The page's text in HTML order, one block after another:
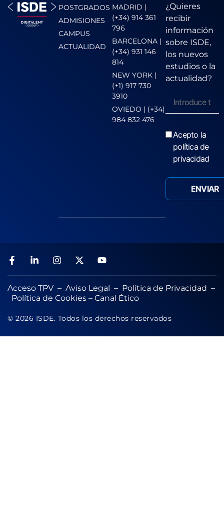
POSTGRADOS
ADMISIONES
CAMPUS
ACTUALIDAD
MADRID |
(+34) 914 361
796
BARCELONA |
(+34) 931 146
814
NEW YORK |
(+1) 917 730
3910
OVIEDO | (+34)
984 832 476
¿Quieres
recibir
información
sobre ISDE,
los nuevos
estudios o la
actualidad?
Acepto la
política de
privacidad
Acceso TPV – Aviso Legal – Política de Privacidad –
Política de Cookies – Canal Ético
© 2026 ISDE. Todos los derechos reservados